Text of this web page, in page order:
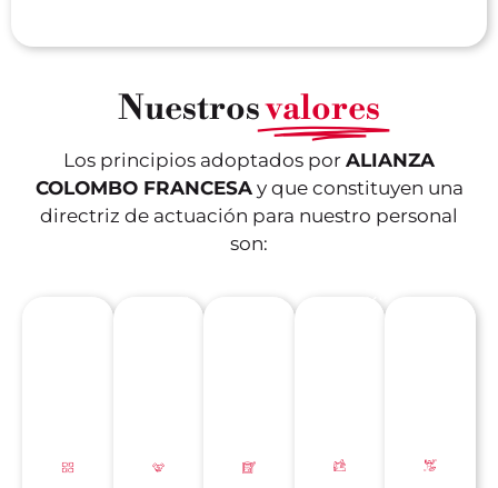
Nuestrosvalores
Los principios adoptados por ALIANZA
COLOMBO FRANCESAy que constituyen una
directriz de actuación para nuestro personal
son:
coherentes
piensa,
se
dice
seguridad
transmitimos
a
nuestros
clientes
porque
tomaremos
decisión
siendo
de la
magnitud
de
nuestras
acciones
y
resultados
conjunto
otras
personas
entendiendo
las
dificultades
méritos
grupo
social,
por